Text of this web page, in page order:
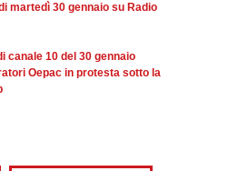
martedì 30 gennaio su Radio
canale 10 del 30 gennaio
Oepac in protesta sotto la